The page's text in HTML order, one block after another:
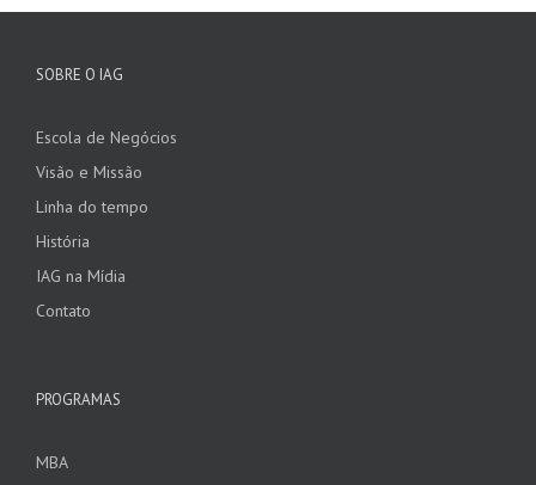
SOBRE O IAG
Escola de Negócios
Visão e Missão
Linha do tempo
História
IAG na Mídia
Contato
PROGRAMAS
MBA